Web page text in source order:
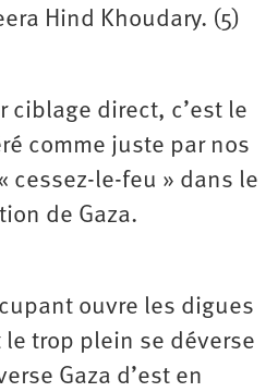
Hind Khoudary. (5)
ciblage direct, c’est le
comme juste par nos
cessez-le-feu » dans le
de Gaza.
ouvre les digues
le trop plein se déverse
Gaza d’est en